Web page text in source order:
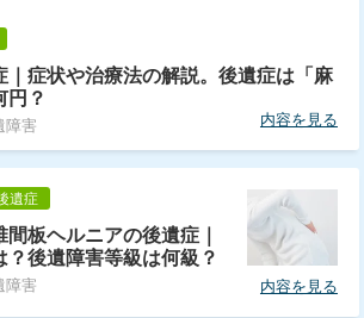
｜症状や治療法の解説。後遺症は「麻
円？
障害 内容を見る
遺症
板ヘルニアの後遺症｜
？後遺障害等級は何級？
障害 内容を見る